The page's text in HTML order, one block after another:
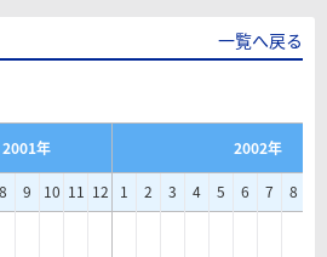
一覧へ戻る
2001年
2002年
8 9 10 11 12 1 2 3 4 5 6 7 8